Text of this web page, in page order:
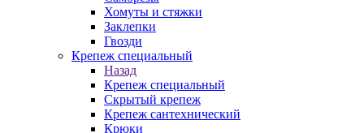
Хомуты и стяжки
Заклепки
Гвозди
Крепеж специальный
Назад
Крепеж специальный
Скрытый крепеж
Крепеж сантехнический
Крюки